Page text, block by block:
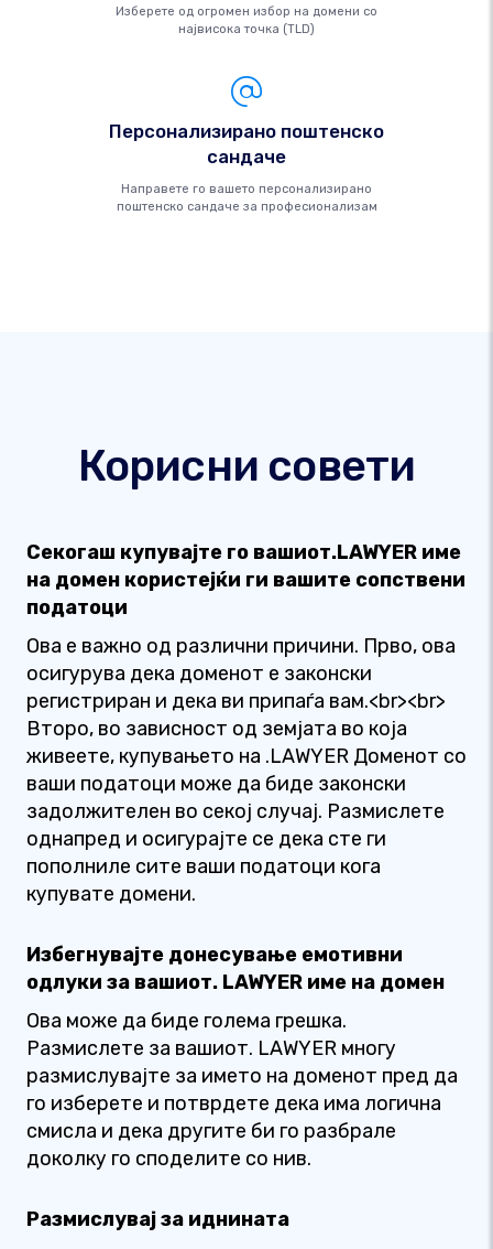
Изберете од огромен избор на домени со
највисока точка (TLD)
Персонализирано поштенско
сандаче
Направете го вашето персонализирано
поштенско сандаче за професионализам
Корисни совети
Секогаш купувајте го вашиот.LAWYER име
на домен користејќи ги вашите сопствени
податоци
Ова е важно од различни причини. Прво, ова
осигурува дека доменот е законски
регистриран и дека ви припаѓа вам.<br><br>
Второ, во зависност од земјата во која
живеете, купувањето на .LAWYER Доменот со
ваши податоци може да биде законски
задолжителен во секој случај. Размислете
однапред и осигурајте се дека сте ги
пополниле сите ваши податоци кога
купувате домени.
Избегнувајте донесување емотивни
одлуки за вашиот. LAWYER име на домен
Ова може да биде голема грешка.
Размислете за вашиот. LAWYER многу
размислувајте за името на доменот пред да
го изберете и потврдете дека има логична
смисла и дека другите би го разбрале
доколку го споделите со нив.
Размислувај за иднината